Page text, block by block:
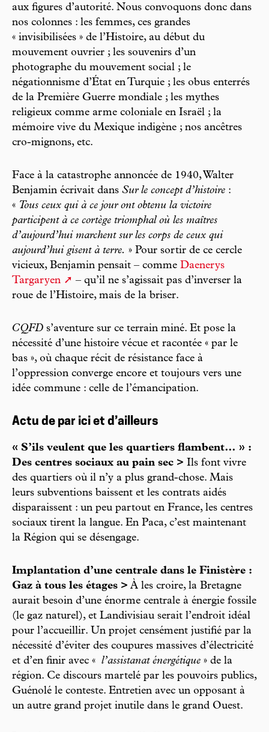
aux figures d’autorité. Nous convoquons donc dans
nos colonnes : les femmes, ces grandes
« invisibilisées » de l’Histoire, au début du
mouvement ouvrier ; les souvenirs d’un
photographe du mouvement social ; le
négationnisme d’État en Turquie ; les obus enterrés
de la Première Guerre mondiale ; les mythes
religieux comme arme coloniale en Israël ; la
mémoire vive du Mexique indigène ; nos ancêtres
cro-mignons, etc.
Face à la catastrophe annoncée de 1940, Walter
Benjamin écrivait dans Sur le concept d’histoire :
« Tous ceux qui à ce jour ont obtenu la victoire
participent à ce cortège triomphal où les maîtres
d’aujourd’hui marchent sur les corps de ceux qui
aujourd’hui gisent à terre. » Pour sortir de ce cercle
vicieux, Benjamin pensait – comme Daenerys
Targaryen
– qu’il ne s’agissait pas d’inverser la
roue de l’Histoire, mais de la briser.
CQFD s’aventure sur ce terrain miné. Et pose la
nécessité d’une histoire vécue et racontée « par le
bas », où chaque récit de résistance face à
l’oppression converge encore et toujours vers une
idée commune : celle de l’émancipation.
Actu de par ici et d’ailleurs
« S’ils veulent que les quartiers flambent… » :
Des centres sociaux au pain sec > Ils font vivre
des quartiers où il n’y a plus grand-chose. Mais
leurs subventions baissent et les contrats aidés
disparaissent : un peu partout en France, les centres
sociaux tirent la langue. En Paca, c’est maintenant
la Région qui se désengage.
Implantation d’une centrale dans le Finistère :
Gaz à tous les étages > À les croire, la Bretagne
aurait besoin d’une énorme centrale à énergie fossile
(le gaz naturel), et Landivisiau serait l’endroit idéal
pour l’accueillir. Un projet censément justifié par la
nécessité d’éviter des coupures massives d’électricité
et d’en finir avec « l’assistanat énergétique » de la
région. Ce discours martelé par les pouvoirs publics,
Guénolé le conteste. Entretien avec un opposant à
un autre grand projet inutile dans le grand Ouest.